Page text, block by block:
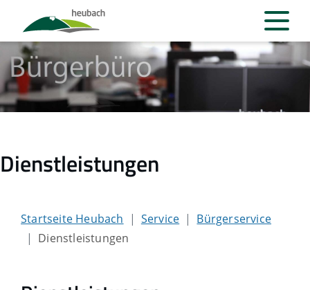
Dienstleistungen
Startseite Heubach Service
Bürgerservice
Dienstleistungen